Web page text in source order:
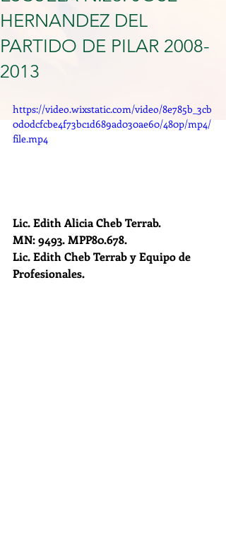
HERNANDEZ DEL
PARTIDO DE PILAR 2008-
2013
https://video.wixstatic.com/video/8e785b_3cb
0d0dcfcbe4f73bc1d689ad030ae60/480p/mp4/
file.mp4
Lic. Edith Alicia Cheb Terrab.
MN: 9493. MPP80.678.
Lic. Edith Cheb Terrab y Equipo de
Profesionales.